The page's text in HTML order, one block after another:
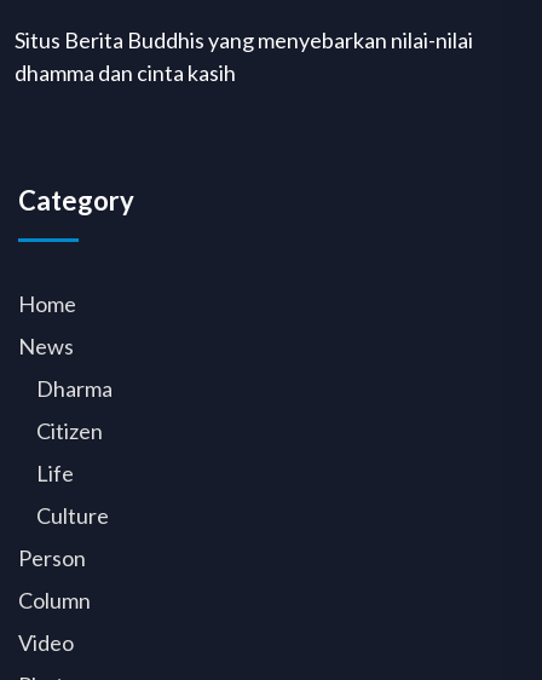
Situs Berita Buddhis yang menyebarkan nilai-nilai
dhamma dan cinta kasih
Category
Home
News
Dharma
Citizen
Life
Culture
Person
Column
Video